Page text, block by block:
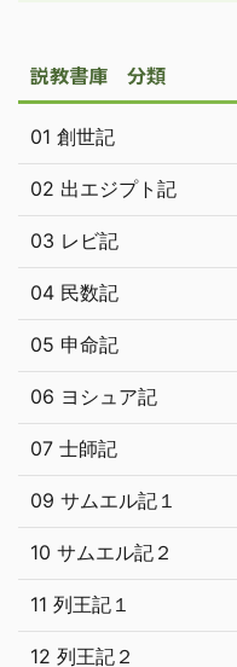
説教書庫 分類
01 創世記
02 出エジプト記
03 レビ記
04 民数記
05 申命記
06 ヨシュア記
07 士師記
09 サムエル記１
10 サムエル記２
11 列王記１
12 列王記２